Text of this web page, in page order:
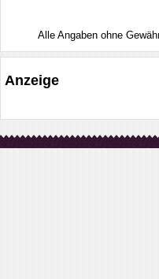
Alle Angaben ohne Gewähr
Anzeige